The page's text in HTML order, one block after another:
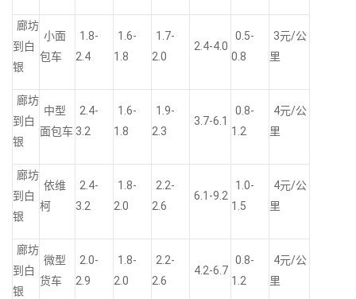
廊坊
到白
银
小面
包车
1.8-
2.4
1.6-
1.8
1.7-
2.0
2.4-4.0
0.5-
0.8
3元/公
里
廊坊
到白
银
中型
面包车
2.4-
3.2
1.6-
1.8
1.9-
2.3
3.7-6.1
0.8-
1.2
4元/公
里
廊坊
到白
银
依维
柯
2.4-
3.2
1.8-
2.0
2.2-
2.6
6.1-9.2
1.0-
1.5
4元/公
里
廊坊
到白
银
微型
货车
2.0-
2.9
1.8-
2.0
2.2-
2.6
4.2-6.7
0.8-
1.2
4元/公
里